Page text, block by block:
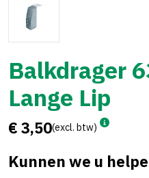
Balkdrager
Lange Lip
€ 3,50(excl. btw)
Kunnen we u